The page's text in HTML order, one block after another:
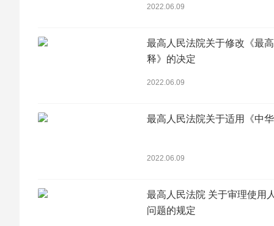
2022.06.09
最高人民法院关于修改《最
释》的决定
2022.06.09
最高人民法院关于适用《中
2022.06.09
最高人民法院 关于审理使用
问题的规定